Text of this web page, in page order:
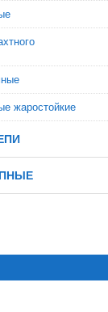
жаростойкие